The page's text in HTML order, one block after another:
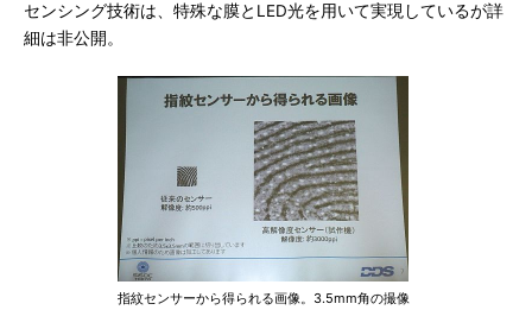
センシング技術は、特殊な膜とLED光を用いて実現しているが詳
細は非公開。
指紋センサーから得られる画像。3.5mm角の撮像